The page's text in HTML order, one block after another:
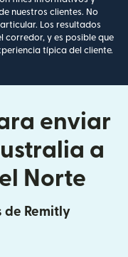
nuestros clientes. No
Los resultados
corredor, y es posible que
típica del cliente.
enviar
a
Norte
de Remitly